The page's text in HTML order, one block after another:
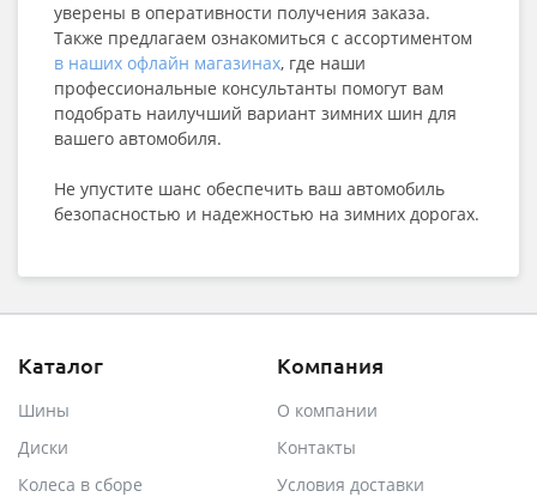
уверены в оперативности получения заказа.
Также предлагаем ознакомиться с ассортиментом
в наших офлайн магазинах, где наши
профессиональные консультанты помогут вам
подобрать наилучший вариант зимних шин для
вашего автомобиля.
Не упустите шанс обеспечить ваш автомобиль
безопасностью и надежностью на зимних дорогах.
Каталог
Шины
Диски
Колеса в сборе
Компания
О компании
Контакты
Условия доставки